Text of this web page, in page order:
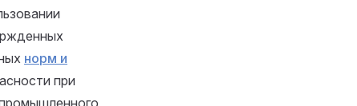
норм и
при